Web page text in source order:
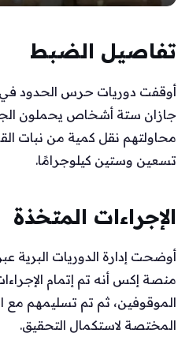
تفاصيل الضبط
أوقفت دوريات حرس الحدود
جازان ستة أشخاص يحملون
محاولتهم نقل كمية من نبات
تسعين وستين كيلوجرامًا.
الإجراءات المتخذة
أوضحت إدارة الدوريات البرية
منصة إكس أنه تم إتمام
الموقوفين، ثم تم تسليمهم مع
المختصة لاستكمال التحقيق.